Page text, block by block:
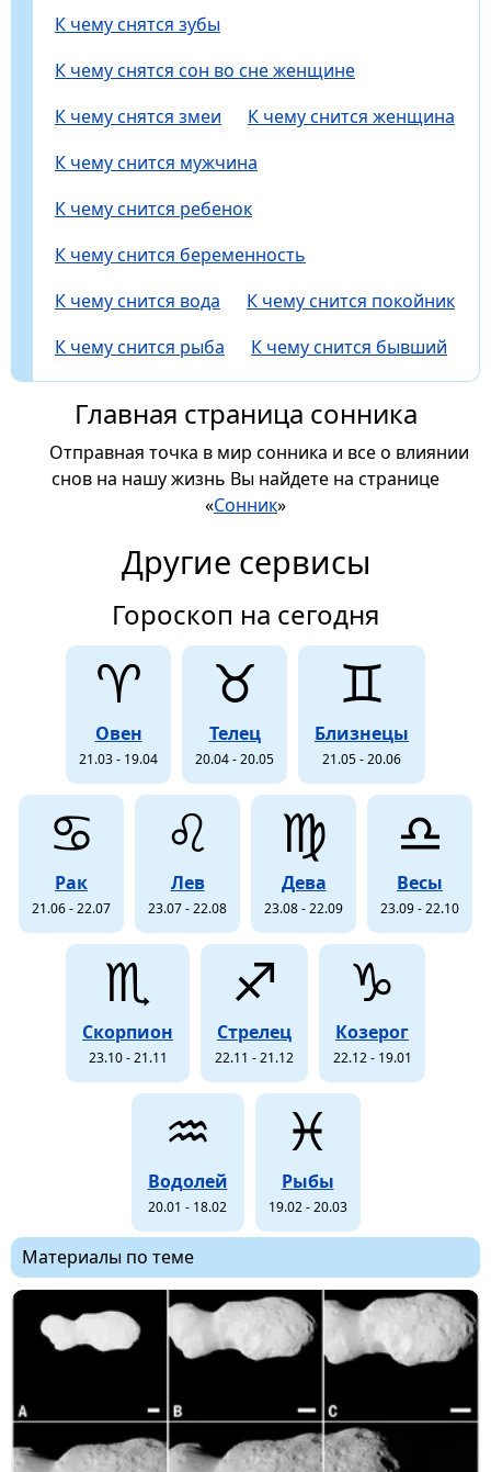
К чему снятся зубы
К чему снятся сон во сне женщине
К чему снятся змеи
К чему снится женщина
К чему снится мужчина
К чему снится ребенок
К чему снится беременность
К чему снится вода
К чему снится покойник
К чему снится рыба
К чему снится бывший
Главная страница сонника
Отправная точка в мир сонника и все о влиянии
снов на нашу жизнь Вы найдете на странице
«Сонник»
Другие сервисы
Гороскоп на сегодня
♈
Овен
21.03 - 19.04
♉
Телец
20.04 - 20.05
♊
Близнецы
21.05 - 20.06
♋
Рак
21.06 - 22.07
♌
Лев
23.07 - 22.08
♍
Дева
23.08 - 22.09
♎
Весы
23.09 - 22.10
♏
Скорпион
23.10 - 21.11
♐
Стрелец
22.11 - 21.12
♑
Козерог
22.12 - 19.01
♒
Водолей
20.01 - 18.02
♓
Рыбы
19.02 - 20.03
Материалы по теме